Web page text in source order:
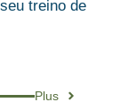
treino de
Plus